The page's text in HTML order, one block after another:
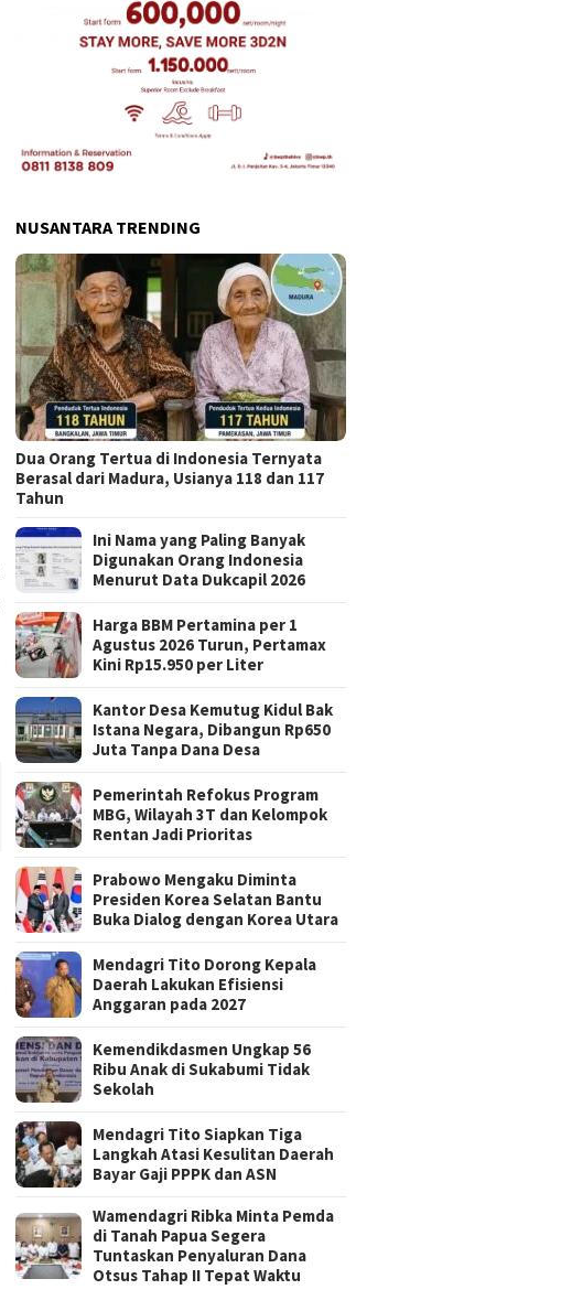
NUSANTARA TRENDING
Dua Orang Tertua di Indonesia Ternyata
Berasal dari Madura, Usianya 118 dan 117
Tahun
Ini Nama yang Paling Banyak
Digunakan Orang Indonesia
Menurut Data Dukcapil 2026
Harga BBM Pertamina per 1
Agustus 2026 Turun, Pertamax
Kini Rp15.950 per Liter
Kantor Desa Kemutug Kidul Bak
Istana Negara, Dibangun Rp650
Juta Tanpa Dana Desa
Pemerintah Refokus Program
MBG, Wilayah 3T dan Kelompok
Rentan Jadi Prioritas
Prabowo Mengaku Diminta
Presiden Korea Selatan Bantu
Buka Dialog dengan Korea Utara
Mendagri Tito Dorong Kepala
Daerah Lakukan Efisiensi
Anggaran pada 2027
Kemendikdasmen Ungkap 56
Ribu Anak di Sukabumi Tidak
Sekolah
Mendagri Tito Siapkan Tiga
Langkah Atasi Kesulitan Daerah
Bayar Gaji PPPK dan ASN
Wamendagri Ribka Minta Pemda
di Tanah Papua Segera
Tuntaskan Penyaluran Dana
Otsus Tahap II Tepat Waktu